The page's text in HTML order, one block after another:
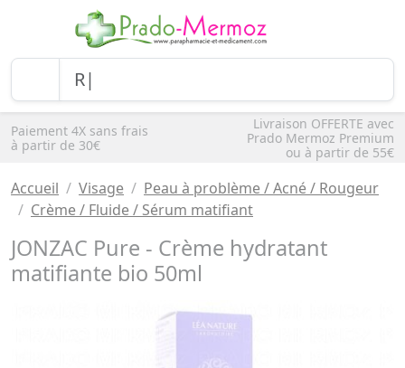
Paiement 4X sans frais
à partir de 30€
Livraison OFFERTE avec
Prado Mermoz Premium
ou à partir de 55€
Accueil Visage
Peau à problème / Acné / Rougeur
Crème / Fluide / Sérum matifiant
JONZAC Pure - Crème hydratant
matifiante bio 50ml